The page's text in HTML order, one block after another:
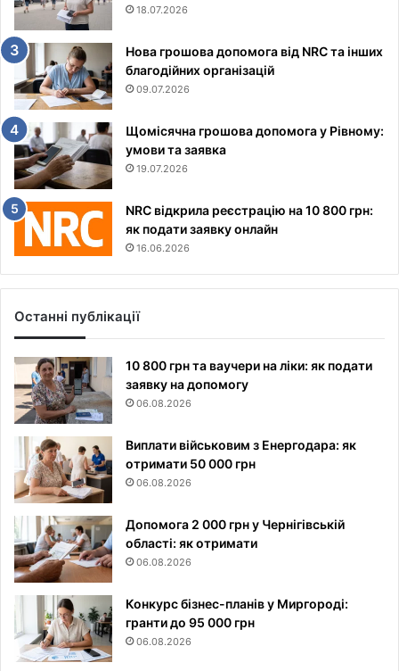
18.07.2026
Нова грошова допомога від NRC та інших
благодійних організацій
09.07.2026
Щомісячна грошова допомога у Рівному:
умови та заявка
19.07.2026
NRC відкрила реєстрацію на 10 800 грн:
як подати заявку онлайн
16.06.2026
Останні публікації
10 800 грн та ваучери на ліки: як подати
заявку на допомогу
06.08.2026
Виплати військовим з Енергодара: як
отримати 50 000 грн
06.08.2026
Допомога 2 000 грн у Чернігівській
області: як отримати
06.08.2026
Конкурс бізнес-планів у Миргороді:
гранти до 95 000 грн
06.08.2026